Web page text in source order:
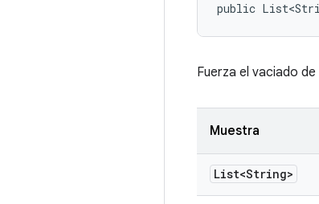
public
Fuerza el vaciado
Muestra
List<String>